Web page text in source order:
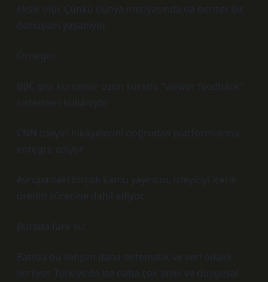
eksik olur. Çünkü dünya medyasında da benzer bir
dönüşüm yaşanıyor.
Örneğin:
BBC gibi kurumlar uzun süredir “viewer feedback”
sistemleri kullanıyor
CNN izleyici hikâyelerini doğrudan platformlarına
entegre ediyor
Avrupa’daki birçok kamu yayıncısı, izleyiciyi içerik
üretim sürecine dahil ediyor
Burada fark şu:
Batı’da bu iletişim daha sistematik ve veri odaklı
ilerliyor. Türkiye’de ise daha çok anlık ve duygusal